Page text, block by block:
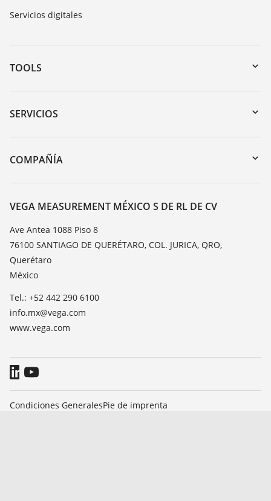
Servicios digitales
TOOLS
Zona de descarga
Búsqueda por número de serie
DTM Collection/PACTware
SERVICIOS
Devolución de instrumentos
Cursos de formacion
TeamViewer
COMPAÑÍA
Acerca de VEGA
Contacto
Notícias
Prensa
Blog
VEGA MEASUREMENT MÉXICO S DE RL DE CV
Ave Antea 1088 Piso 8
76100 SANTIAGO DE QUERÉTARO, COL. JURICA, QRO,
Querétaro
México
Tel.: +52 442 290 6100
info.mx@vega.com
www.vega.com
Condiciones GeneralesPie de imprenta